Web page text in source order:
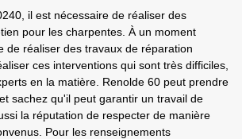
il est nécessaire de réaliser des
pour les charpentes. À un moment
de réaliser des travaux de réparation
ces interventions qui sont très difficiles,
en la matière. Renolde 60 peut prendre
sachez qu'il peut garantir un travail de
la réputation de respecter de manière
Pour les renseignements